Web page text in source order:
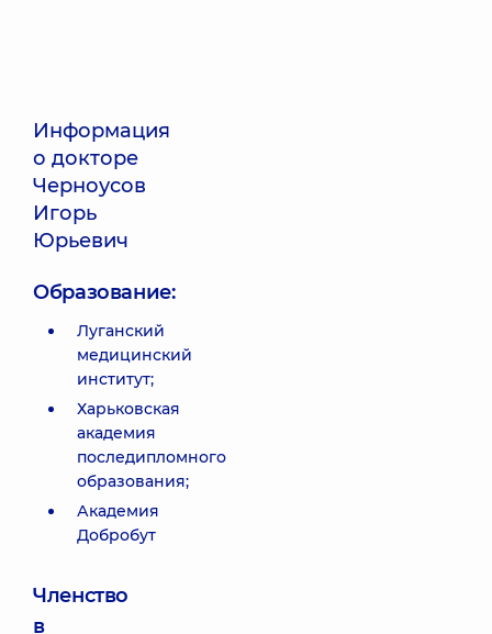
Информация
о докторе
Черноусов
Игорь
Юрьевич
Образование:
Луганский
медицинский
институт;
Харьковская
академия
последипломного
образования;
Академия
Добробут
Членство
в